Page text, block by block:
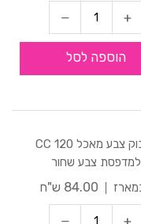
הוספה לסל
בקבוק צבע מאכל 120 CC
למדפסת צבע שחור
84.00 ש"ח